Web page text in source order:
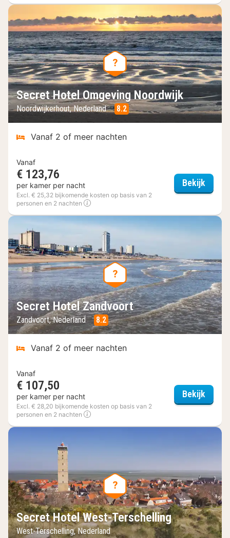
Secret Hotel Omgeving Noordwijk
Noordwijkerhout, Nederland 8.2
Vanaf 2 of meer nachten
Vanaf
€ 123,76
per kamer per nacht
Excl. € 25,32 bijkomende kosten op basis van 2
personen en 2 nachten
Bekijk
Secret Hotel Zandvoort
Zandvoort, Nederland 8.2
Vanaf 2 of meer nachten
Vanaf
€ 107,50
per kamer per nacht
Excl. € 28,20 bijkomende kosten op basis van 2
personen en 2 nachten
Bekijk
Secret Hotel West-Terschelling
West-Terschelling, Nederland